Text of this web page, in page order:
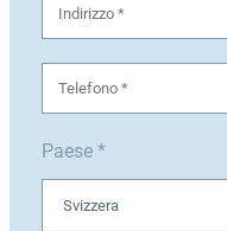
Paese *